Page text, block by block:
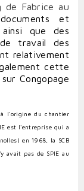
de Fabrice au
et
ainsi que des
travail des
relativement
cette
Congopage
l'origine du chantier
est l'entreprise qui a
en 1968, la SCB
avait pas de SPIE au